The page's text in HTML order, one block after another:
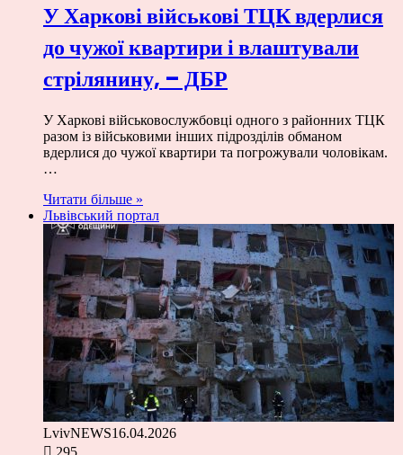
У Харкові військові ТЦК вдерлися
до чужої квартири і влаштували
стрілянину, – ДБР
У Харкові військовослужбовці одного з районних ТЦК
разом із військовими інших підрозділів обманом
вдерлися до чужої квартири та погрожували чоловікам.
…
Читати більше »
Львівський портал
LvivNEWS16.04.2026